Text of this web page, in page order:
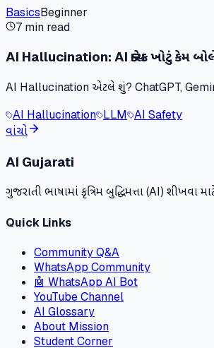
BasicsBeginner
7 min read
AI Hallucination: AI ક્યારેક ખોટું કેમ
AI Hallucination એટલે શું? ChatGPT,
AI Hallucination LLM AI Safety
વાંચો
AI Gujarati
ગુજરાતી ભાષામાં કૃત્રિમ બુદ્ધિમત્તા (AI) શીખવા
Quick Links
Community Q&A
WhatsApp Community
🤖 WhatsApp AI Bot
YouTube Channel
AI Glossary
About Mission
Student Corner